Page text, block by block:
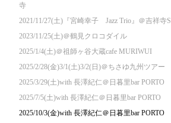
寺
2021/11/27(土)『宮崎幸子 Jazz Trio』＠吉祥寺
2023/11/25(土)＠鶴見クロコダイル
2025/1/4(土)＠祖師ヶ谷大蔵cafe MURIWUI
2025/2/28(金)3/1(土)3/2(日)＠ちさゆ九州ツアー
2025/3/29(土)with 長澤紀仁＠日暮里bar PORTO
2025/7/5(土)with 長澤紀仁＠日暮里bar PORTO
2025/10/3(金)with 長澤紀仁＠日暮里bar PORTO